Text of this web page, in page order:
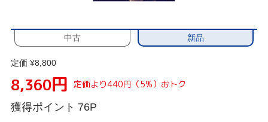
中古 新品
定価 ¥8,800
8,360円 定価より440円（5%）おトク
獲得ポイント 76P